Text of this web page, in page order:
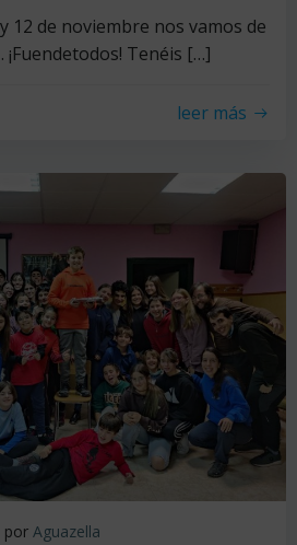
12 de noviembre nos vamos de
¡Fuendetodos! Tenéis […]
leer más
por Aguazella